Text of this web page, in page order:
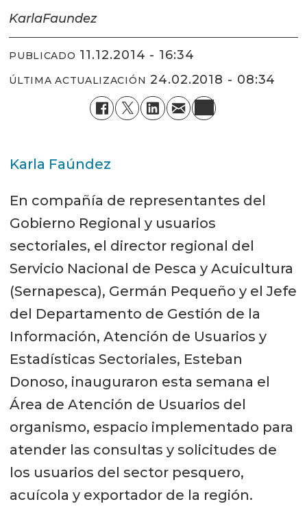
KarlaFaundez
PUBLICADO 11.12.2014 - 16:34
ÚLTIMA ACTUALIZACIÓN 24.02.2018 - 08:34
Karla Faúndez
En compañía de representantes del
Gobierno Regional y usuarios
sectoriales, el director regional del
Servicio Nacional de Pesca y Acuicultura
(Sernapesca), Germán Pequeño y el Jefe
del Departamento de Gestión de la
Información, Atención de Usuarios y
Estadísticas Sectoriales, Esteban
Donoso, inauguraron esta semana el
Área de Atención de Usuarios del
organismo, espacio implementado para
atender las consultas y solicitudes de
los usuarios del sector pesquero,
acuícola y exportador de la región.